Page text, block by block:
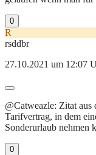
0
R
rsddbr
27.10.2021 um 12:07
@Catweazle: Zitat aus
Tarifvertrag, in dem
Sonderurlaub nehmen
0